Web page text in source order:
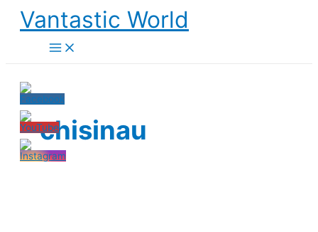
Skip
content
Vantastic World
chisinau